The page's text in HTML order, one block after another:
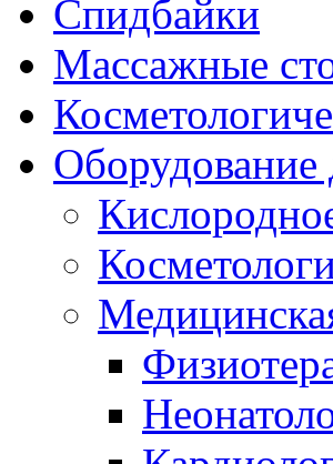
Спидбайки
Массажные
Оборудование